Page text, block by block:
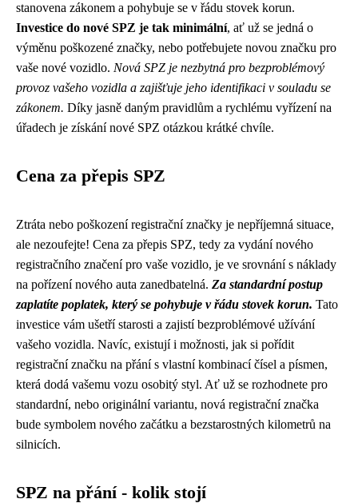
stanovena zákonem a pohybuje se v řádu stovek korun.
Investice do nové SPZ je tak minimální, ať už se jedná o
výměnu poškozené značky, nebo potřebujete novou značku pro
vaše nové vozidlo. Nová SPZ je nezbytná pro bezproblémový
provoz vašeho vozidla a zajišťuje jeho identifikaci v souladu se
zákonem. Díky jasně daným pravidlům a rychlému vyřízení na
úřadech je získání nové SPZ otázkou krátké chvíle.
Cena za přepis SPZ
Ztráta nebo poškození registrační značky je nepříjemná situace,
ale nezoufejte! Cena za přepis SPZ, tedy za vydání nového
registračního značení pro vaše vozidlo, je ve srovnání s náklady
na pořízení nového auta zanedbatelná. Za standardní postup
zaplatíte poplatek, který se pohybuje v řádu stovek korun. Tato
investice vám ušetří starosti a zajistí bezproblémové užívání
vašeho vozidla. Navíc, existují i možnosti, jak si pořídit
registrační značku na přání s vlastní kombinací čísel a písmen,
která dodá vašemu vozu osobitý styl. Ať už se rozhodnete pro
standardní, nebo originální variantu, nová registrační značka
bude symbolem nového začátku a bezstarostných kilometrů na
silnicích.
SPZ na přání - kolik stojí